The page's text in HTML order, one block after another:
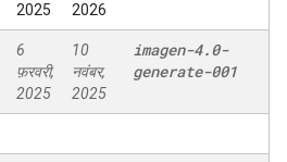
2025
2026
6
फ़रवरी,
2025
10
नवंबर,
2025
imagen-4.0-
generate-001